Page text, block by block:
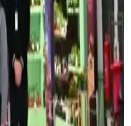
alanlar
gibi modeller
Tamir ve Yeni